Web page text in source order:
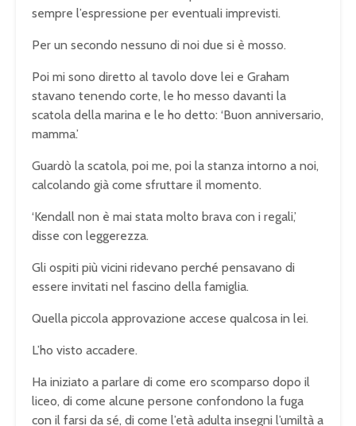
sempre l’espressione per eventuali imprevisti.
Per un secondo nessuno di noi due si è mosso.
Poi mi sono diretto al tavolo dove lei e Graham
stavano tenendo corte, le ho messo davanti la
scatola della marina e le ho detto: ‘Buon anniversario,
mamma.’
Guardò la scatola, poi me, poi la stanza intorno a noi,
calcolando già come sfruttare il momento.
‘Kendall non è mai stata molto brava con i regali,’
disse con leggerezza.
Gli ospiti più vicini ridevano perché pensavano di
essere invitati nel fascino della famiglia.
Quella piccola approvazione accese qualcosa in lei.
L’ho visto accadere.
Ha iniziato a parlare di come ero scomparso dopo il
liceo, di come alcune persone confondono la fuga
con il farsi da sé, di come l’età adulta insegni l’umiltà a